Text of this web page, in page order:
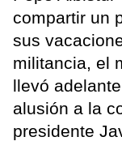
compartir un
sus
militancia, el
llevó
alusión a la
presidente